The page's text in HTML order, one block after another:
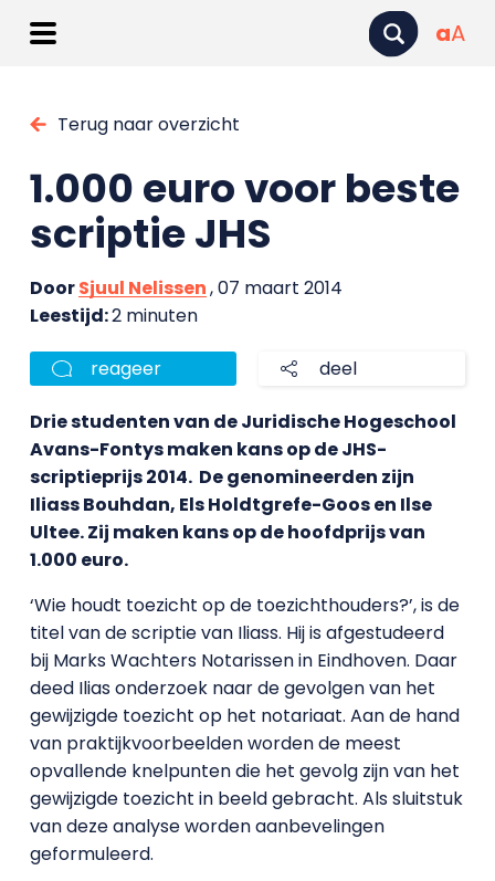
aA
Terug naar overzicht
1.000 euro voor beste
scriptie JHS
DoorSjuul Nelissen, 07 maart 2014
Leestijd:2 minuten
reageer deel
Drie studenten van de Juridische Hogeschool
Avans-Fontys maken kans op de JHS-
scriptieprijs 2014. De genomineerden zijn
Iliass Bouhdan, Els Holdtgrefe-Goos en Ilse
Ultee. Zij maken kans op de hoofdprijs van
1.000 euro.
‘Wie houdt toezicht op de toezichthouders?’, is de
titel van de scriptie van Iliass. Hij is afgestudeerd
bij Marks Wachters Notarissen in Eindhoven. Daar
deed Ilias onderzoek naar de gevolgen van het
gewijzigde toezicht op het notariaat. Aan de hand
van praktijkvoorbeelden worden de meest
opvallende knelpunten die het gevolg zijn van het
gewijzigde toezicht in beeld gebracht. Als sluitstuk
van deze analyse worden aanbevelingen
geformuleerd.